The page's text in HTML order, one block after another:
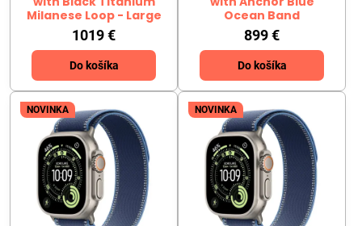
Milanese Loop - Large
1019 €
Do košíka
Ocean Band
899 €
Do košíka
NOVINKA NOVINKA